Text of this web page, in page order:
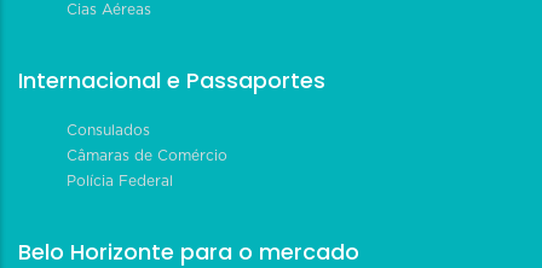
Cias Aéreas
Internacional e Passaportes
Consulados
Câmaras de Comércio
Polícia Federal
Belo Horizonte para o mercado